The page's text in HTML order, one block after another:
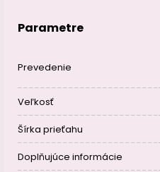
Parametre
Prevedenie
Veľkosť
Šírka prieťahu
Doplňujúce informácie